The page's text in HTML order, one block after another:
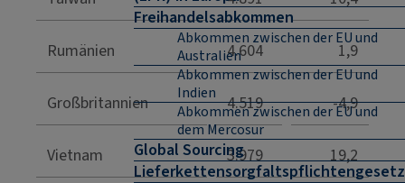
Freihandelsabkommen
Abkommen zwischen der EU und
Australien
Abkommen zwischen der EU und
Indien
Abkommen zwischen der EU und
dem Mercosur
Global Sourcing
Lieferkettensorgfaltspflichtengesetz
Rumänien 4.604 1,9
Großbritannien 4.519 -4,9
Vietnam 3.979 19,2